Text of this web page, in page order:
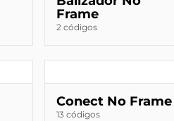
Frame
2 códigos
Conect No Frame
13 códigos